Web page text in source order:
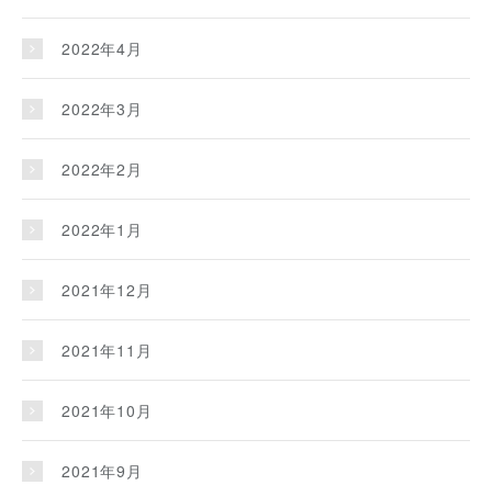
2022年4月
2022年3月
2022年2月
2022年1月
2021年12月
2021年11月
2021年10月
2021年9月